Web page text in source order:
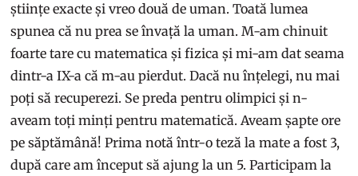
științe exacte și vreo două de uman. Toată lumea
spunea că nu prea se învață la uman. M-am chinuit
foarte tare cu matematica și fizica și mi-am dat seama
dintr-a IX-a că m-au pierdut. Dacă nu înțelegi, nu mai
poți să recuperezi. Se preda pentru olimpici și n-
aveam toți minți pentru matematică. Aveam șapte ore
pe săptămână! Prima notă într-o teză la mate a fost 3,
după care am început să ajung la un 5. Participam la